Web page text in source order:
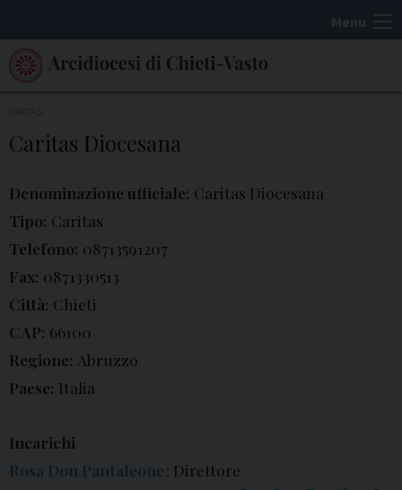
k
Menu
Caritas Diocesana
Denominazione ufficiale: Caritas Diocesana
Tipo: Caritas
Telefono: 08713591207
Fax: 0871330513
Città: Chieti
CAP: 66100
Regione: Abruzzo
Paese: Italia
Incarichi
Rosa Don Pantaleone: Direttore